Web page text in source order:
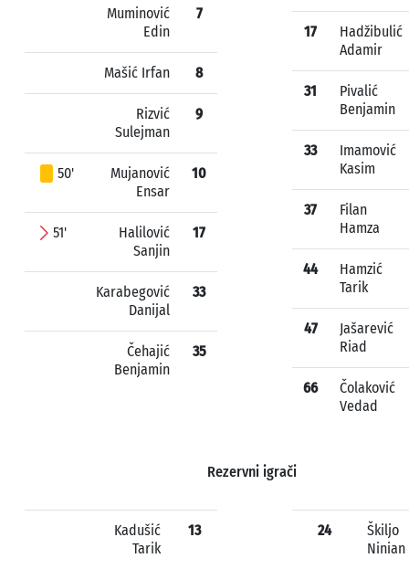
Muminović
Edin
7
Mašić Irfan 8
Rizvić
Sulejman
9
50'
Mujanović
Ensar
10
51'
Halilović
Sanjin
17
Karabegović
Danijal
33
Čehajić
Benjamin
35
17
Hadžibulić
Adamir
31
Pivalić
Benjamin
33
Imamović
Kasim
37
Filan
Hamza
44
Hamzić
Tarik
47
Jašarević
Riad
66
Čolaković
Vedad
Rezervni igrači
Kadušić
Tarik
13 24
Škiljo
Ninian